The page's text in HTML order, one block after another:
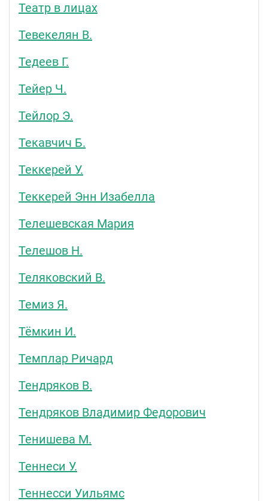
Театр в лицах
Тевекелян В.
Тедеев Г.
Тейер Ч.
Тейлор Э.
Текавчич Б.
Теккерей У.
Теккерей Энн Изабелла
Телешевская Мария
Телешов Н.
Теляковский В.
Темиз Я.
Тёмкин И.
Темплар Ричард
Тендряков В.
Тендряков Владимир Федорович
Тенишева М.
Теннеси У.
Теннесси Уильямс